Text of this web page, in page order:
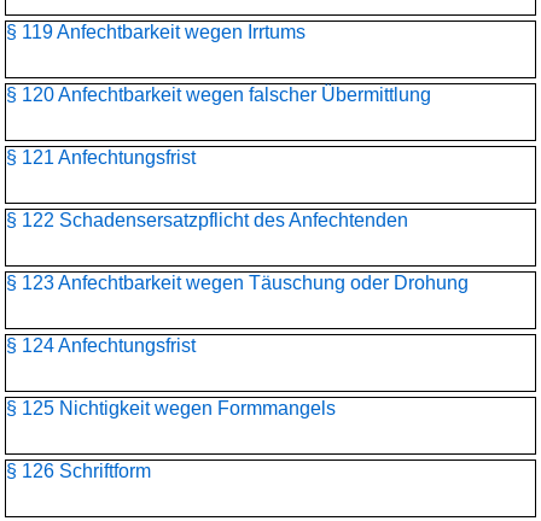
§ 119 Anfechtbarkeit wegen Irrtums
§ 120 Anfechtbarkeit wegen falscher Übermittlung
§ 121 Anfechtungsfrist
§ 122 Schadensersatzpflicht des Anfechtenden
§ 123 Anfechtbarkeit wegen Täuschung oder Drohung
§ 124 Anfechtungsfrist
§ 125 Nichtigkeit wegen Formmangels
§ 126 Schriftform